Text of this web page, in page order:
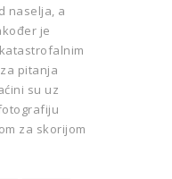
naselja, a
je
pitanja
su uz
za skorijom